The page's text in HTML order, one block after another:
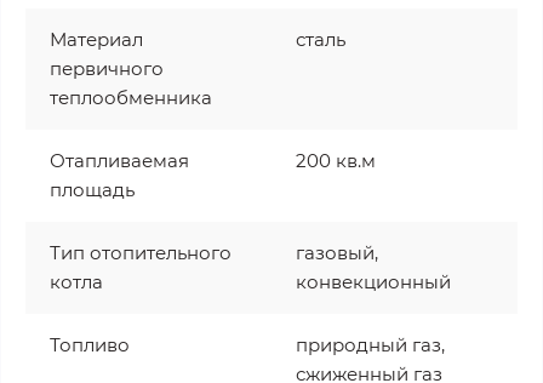
Материал
первичного
теплообменника
сталь
Отапливаемая
площадь
200 кв.м
Тип отопительного
котла
газовый,
конвекционный
Топливо
природный газ,
сжиженный газ